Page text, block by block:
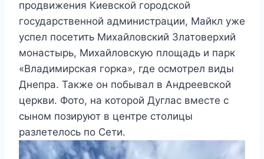
продвижения Киевской городской
государственной администрации, Майкл уже
успел посетить Михайловский Златоверхий
монастырь, Михайловскую площадь и парк
«Владимирская горка», где осмотрел виды
Днепра. Также он побывал в Андреевской
церкви. Фото, на которой Дуглас вместе с
сыном позируют в центре столицы
разлетелось по Сети.